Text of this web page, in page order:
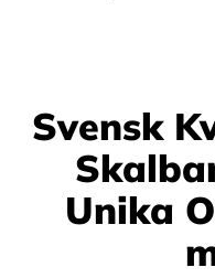
Svensk
Unika